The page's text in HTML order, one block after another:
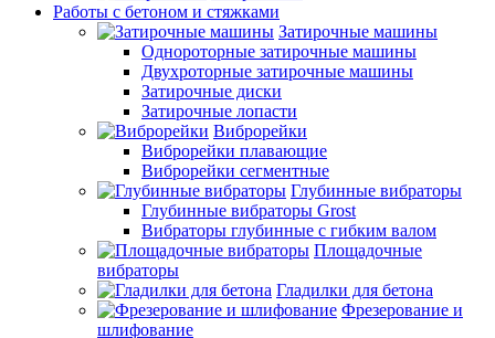
Работы с бетоном и стяжками
Затирочные машины
Однороторные затирочные машины
Двухроторные затирочные машины
Затирочные диски
Затирочные лопасти
Виброрейки
Виброрейки плавающие
Виброрейки сегментные
Глубинные вибраторы
Глубинные вибраторы Grost
Вибраторы глубинные с гибким валом
Площадочные
вибраторы
Гладилки для бетона
Фрезерование и
шлифование